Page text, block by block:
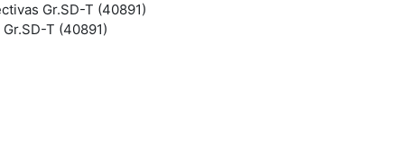
Gr.SD-T (40891)
T (40891)